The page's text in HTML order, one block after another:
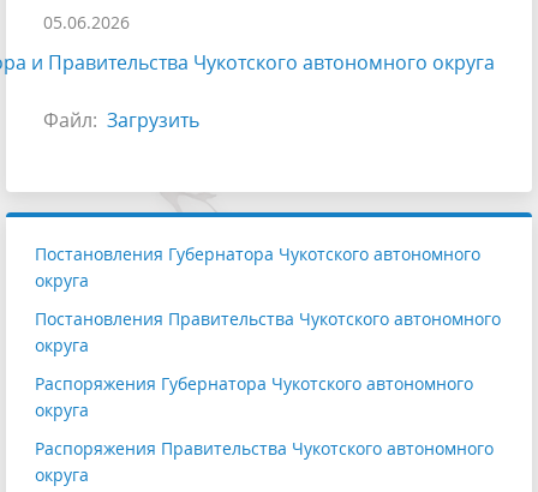
05.06.2026
и Правительства Чукотского автономного округа
Файл: Загрузить
Постановления Губернатора Чукотского автономного
округа
Постановления Правительства Чукотского автономного
округа
Распоряжения Губернатора Чукотского автономного
округа
Распоряжения Правительства Чукотского автономного
округа